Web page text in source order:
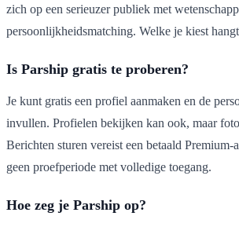
zich op een serieuzer publiek met
persoonlijkheidsmatching. Welke je kiest
Is Parship gratis te proberen?
Je kunt gratis een profiel aanmaken en de
invullen. Profielen bekijken kan ook, maar
Berichten sturen vereist een betaald Premium-
geen proefperiode met volledige toegang.
Hoe zeg je Parship op?